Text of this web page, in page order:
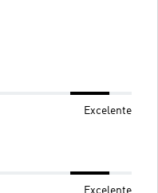
Excelente
Excelente